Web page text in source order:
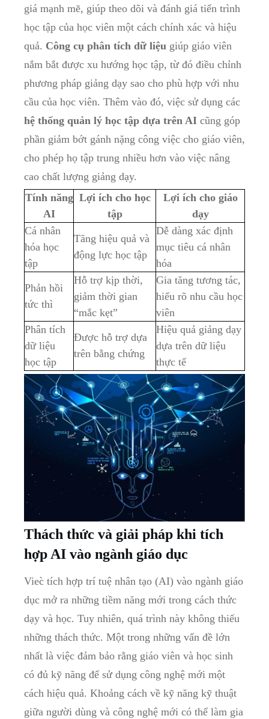
giá mạnh mẽ, giúp theo dõi và đánh giá tiến trình
học tập của học viên một cách chính xác và hiệu
quả. Công cụ phân tích dữ liệu giúp giáo viên
nắm bắt được xu hướng học tập, từ đó điều chỉnh
phương pháp giảng dạy sao cho phù hợp với nhu
cầu của học viên. Thêm vào đó, việc sử dụng các
hệ thống quản lý học tập dựa trên AI cũng góp
phần giảm bớt gánh nặng công việc cho giáo viên,
cho phép họ tập trung nhiều hơn vào việc nâng
cao chất lượng giảng dạy.
Tính năng
AI
Lợi ích cho học
tập
Lợi ích cho giáo
dạy
Cá nhân
hóa học
tập
Tăng hiệu quả và
động lực học tập
Dễ dàng xác định
mục tiêu cá nhân
hóa
Phản hồi
tức thì
Hỗ trợ kịp thời,
giảm thời gian
“mắc kẹt”
Gia tăng tương tác,
hiểu rõ nhu cầu học
viên
Phân tích
dữ liệu
học tập
Được hỗ trợ dựa
trên bằng chứng
Hiệu quả giảng dạy
dựa trên dữ liệu
thực tế
Thách thức và giải pháp khi tích
hợp AI vào ngành giáo dục
Viec̀ tích hợp trí tuệ nhân tạo (AI) vào ngành giáo
dục mở ra những tiềm năng mới trong cách thức
dạy và học. Tuy nhiên, quá trình này không thiếu
những thách thức. Một trong những vấn đề lớn
nhất là việc đảm bảo rằng giáo viên và học sinh
có đủ kỹ năng để sử dụng công nghệ mới một
cách hiệu quả. Khoảng cách về kỹ năng kỹ thuật
giữa người dùng và công nghệ mới có thể làm gia